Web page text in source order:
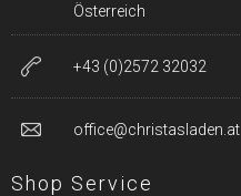
Österreich
+43 (0)2572 32032
office@christasladen.at
Shop Service